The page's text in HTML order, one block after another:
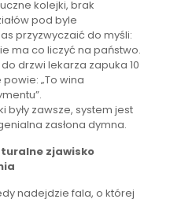
kolejki, brak
pod byle
przyzwyczaić do myśli:
ma co liczyć na państwo.
drzwi lekarza zapuka 10
„To wina
były zawsze, system jest
zasłona dymna.
zjawisko
nadejdzie fala, o której